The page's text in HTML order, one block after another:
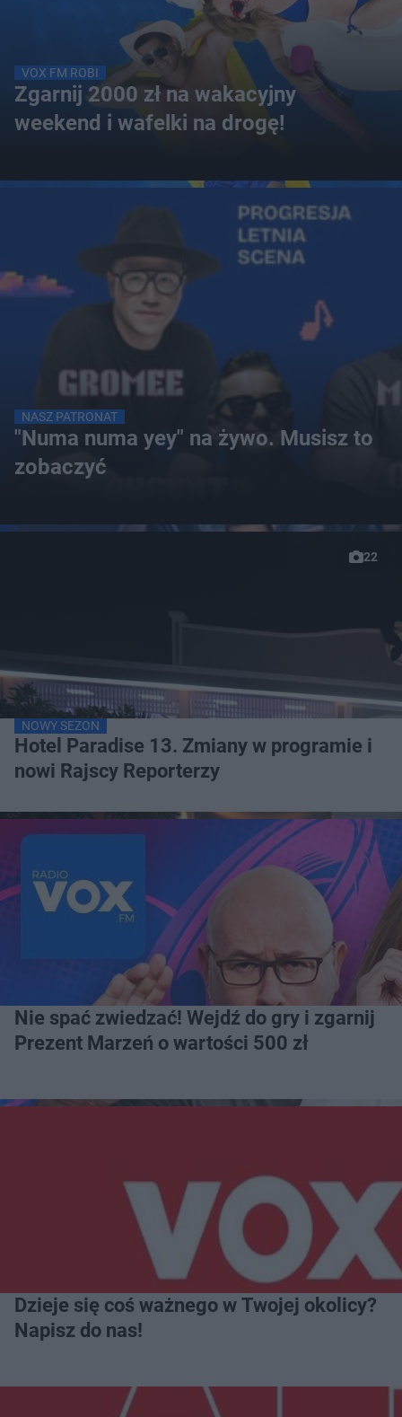
VOX FM ROBI
Zgarnij 2000 zł na wakacyjny
weekend i wafelki na drogę!
NASZ PATRONAT
"Numa numa yey" na żywo. Musisz to
zobaczyć
22
NOWY SEZON
Hotel Paradise 13. Zmiany w programie i
nowi Rajscy Reporterzy
Nie spać zwiedzać! Wejdź do gry i zgarnij
Prezent Marzeń o wartości 500 zł
Dzieje się coś ważnego w Twojej okolicy?
Napisz do nas!